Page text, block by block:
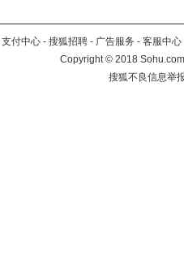
支付中心 - 搜狐招聘 - 广告服务 - 客服中心
Copyright©2018
搜狐不良信息举